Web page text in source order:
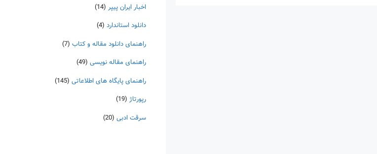
اخبار ایران پیپر (14)
دانلود استاندارد (4)
راهنمای دانلود مقاله و کتاب (7)
راهنمای مقاله نویسی (49)
راهنمای پایگاه های اطلاعاتی (145)
رپورتاژ (19)
سرقت ادبی (20)